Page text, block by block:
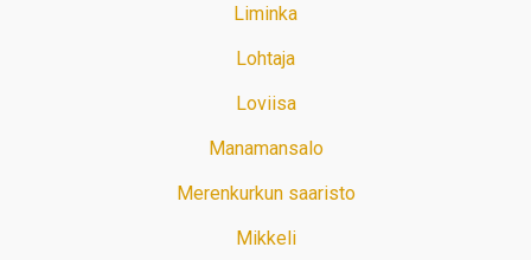
Liminka
Lohtaja
Loviisa
Manamansalo
Merenkurkun saaristo
Mikkeli